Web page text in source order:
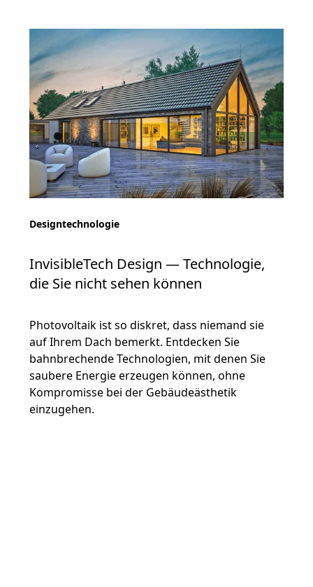
Designtechnologie
InvisibleTech Design — Technologie,
die Sie nicht sehen können
Photovoltaik ist so diskret, dass niemand sie
auf Ihrem Dach bemerkt. Entdecken Sie
bahnbrechende Technologien, mit denen Sie
saubere Energie erzeugen können, ohne
Kompromisse bei der Gebäudeästhetik
einzugehen.